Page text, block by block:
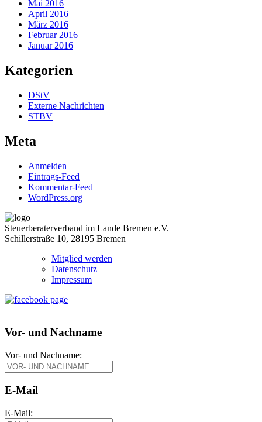
Mai 2016
April 2016
März 2016
Februar 2016
Januar 2016
Kategorien
DStV
Externe Nachrichten
STBV
Meta
Anmelden
Eintrags-Feed
Kommentar-Feed
WordPress.org
Steuerberaterverband im Lande Bremen e.V.
Schillerstraße 10, 28195 Bremen
Mitglied werden
Datenschutz
Impressum
Vor- und Nachname
Vor- und Nachname:
E-Mail
E-Mail: